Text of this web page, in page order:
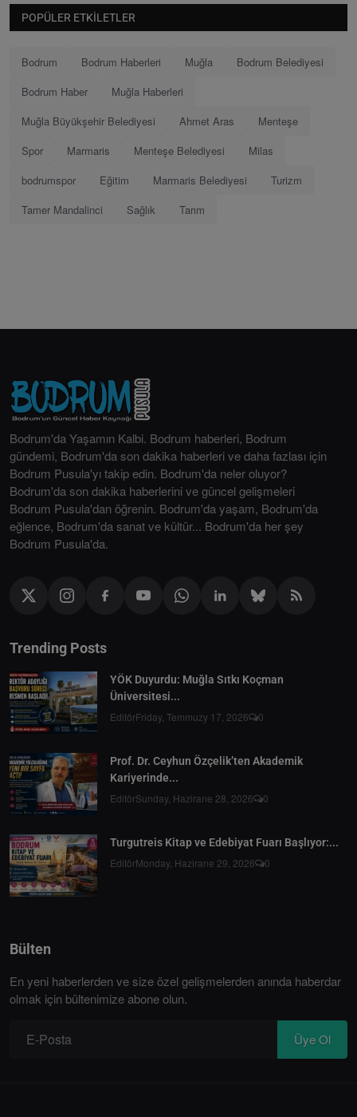
POPÜLER ETKILETLER
Bodrum Bodrum Haberleri Muğla
Bodrum Belediyesi
Bodrum Haber
Muğla Haberleri
Muğla Büyükşehir Belediyesi
Ahmet Aras
Menteşe
Spor
Marmaris Menteşe Belediyesi
Milas
bodrumspor
Eğitim Marmaris Belediyesi
Turizm
Tamer Mandalinci
Sağlık Tarım
Bodrum'da Yaşamın Kalbi. Bodrum haberleri, Bodrum
gündemi, Bodrum'da son dakika haberleri ve daha fazlası için
Bodrum Pusula'yı takip edin. Bodrum'da neler oluyor?
Bodrum'da son dakika haberlerini ve güncel gelişmeleri
Bodrum Pusula'dan öğrenin. Bodrum'da yaşam, Bodrum'da
eğlence, Bodrum'da sanat ve kültür... Bodrum'da her şey
Bodrum Pusula'da.
Trending Posts
YÖK Duyurdu: Muğla Sıtkı Koçman
Üniversitesi...
EditörFriday, Temmuzy 17, 2026 0
Prof. Dr. Ceyhun Özçelik’ten Akademik
Kariyerinde...
EditörSunday, Hazirane 28, 2026 0
Turgutreis Kitap ve Edebiyat Fuarı Başlıyor:...
EditörMonday, Hazirane 29, 2026 0
Bülten
En yeni haberlerden ve size özel gelişmelerden anında haberdar
olmak için bültenimize abone olun.
Üye Ol